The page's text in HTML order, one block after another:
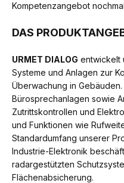
Kompetenzangebot
DAS
URMET DIALOG entwickelt
Systeme und Anlagen zur
Überwachung in
Bürosprechanlagen sowie
Zutrittskontrollen und
und Funktionen wie
Standardumfang unserer
Industrie-Elektronik
radargestützten
Flächenabsicherung.